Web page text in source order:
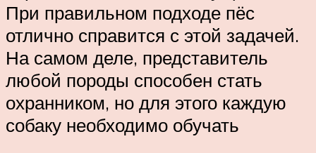
При правильном подходе пёс
отлично справится с этой задачей.
На самом деле, представитель
любой породы способен стать
охранником, но для этого каждую
собаку необходимо обучать